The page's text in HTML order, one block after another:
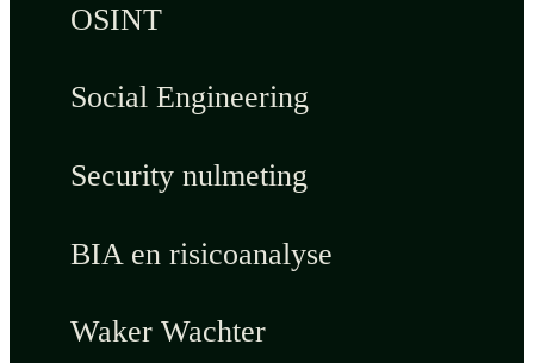
OSINT
Social Engineering
Security nulmeting
BIA en risicoanalyse
Waker Wachter